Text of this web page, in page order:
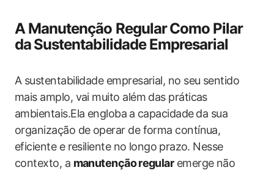
A Manutenção Regular ⁣Como Pilar⁢
da⁤ Sustentabilidade Empresarial
A sustentabilidade empresarial, no seu ​sentido
mais amplo, ​vai muito​ além das práticas
ambientais.Ela‌ engloba ⁢a capacidade ⁤da sua
organização ​de operar ‍de forma ‌contínua,
eficiente e resiliente​ no longo ⁢prazo. Nesse
contexto, a manutenção ⁤regularemerge não